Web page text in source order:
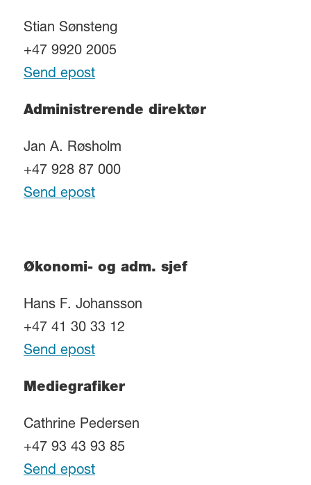
Stian Sønsteng
+47 9920 2005
Send epost
Administrerende direktør
Jan A. Røsholm
+47 928 87 000
Send epost
Økonomi- og adm. sjef
Hans F. Johansson
+47 41 30 33 12
Send epost
Mediegrafiker
Cathrine Pedersen
+47 93 43 93 85
Send epost